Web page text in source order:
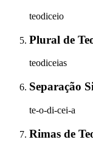
teodiceio
Plural de
teodiceias
Separação
te-o-di-cei-a
Rimas de